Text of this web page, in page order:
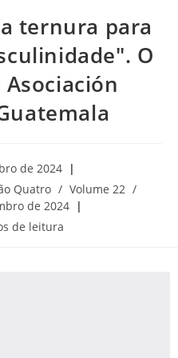
ternura para
O
de 2024
Quatro / Volume 22 /
de 2024
de leitura